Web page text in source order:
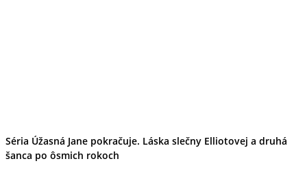
Turistika
Cyklistika
Hrady
Séria Úžasná Jane pokračuje. Láska slečny Elliotovej a druhá
šanca po ôsmich rokoch